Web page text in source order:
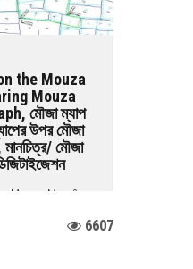
the Mouza
Mouza
মৌজা ম্যাপ
উপর মৌজা
মৌজা
Mouza Map &
& Pantograph
6607